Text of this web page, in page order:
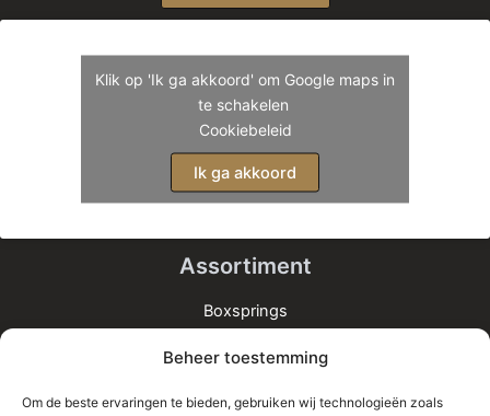
Beheer toestemming
Om de beste ervaringen te bieden, gebruiken wij technologieën zoals
Klik op 'Ik ga akkoord' om Google maps in
te schakelen
Cookiebeleid
Ik ga akkoord
Assortiment
Boxsprings
Bedden